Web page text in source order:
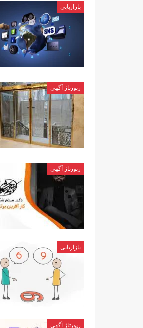
بازاریابی
رپورتاژ آگهی
رپورتاژ آگهی
بازاریابی
رپورتاژ آگهی